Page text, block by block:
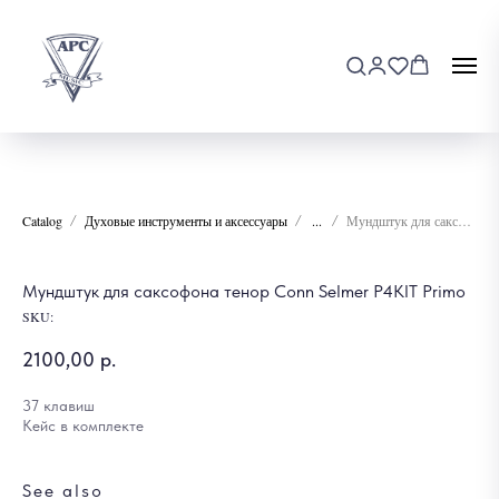
Catalog Духовые инструменты и аксессуары ...
Мундштук для саксофона тенор Conn Selmer P4KIT Primo
SKU:
2100,00 р.
37 клавиш
Кейс в комплекте
See also